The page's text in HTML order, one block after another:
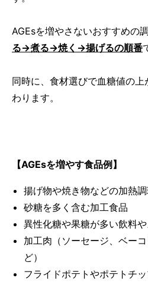
AGEsを増やさないおすすめの
る→煮る→焼く→揚げるの順番
同時に、食材選びで血糖値の
わります。
【AGEsを増やす食品例】
揚げ物や焼き物などの加熱
砂糖を多く含む加工食品
異性化糖や果糖が多い飲料
加工肉（ソーセージ、ベー
ど）
フライドポテトやポテトチ